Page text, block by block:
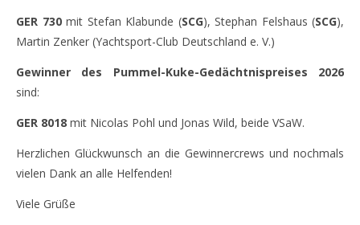
GER 730mit Stefan Klabunde (SCG), Stephan Felshaus (SCG),
Martin Zenker (Yachtsport-Club Deutschland e. V.)
Gewinner des Pummel-Kuke-Gedächtnispreises 2026
sind:
GER 8018 mit Nicolas Pohl und Jonas Wild, beide VSaW.
Herzlichen Glückwunsch an die Gewinnercrews und nochmals
vielen Dank an alle Helfenden!
Viele Grüße